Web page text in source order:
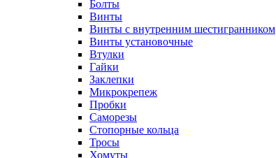
Болты
Винты
Винты с внутренним шестигранником
Винты установочные
Втулки
Гайки
Заклепки
Микрокрепеж
Пробки
Саморезы
Стопорные кольца
Тросы
Хомуты